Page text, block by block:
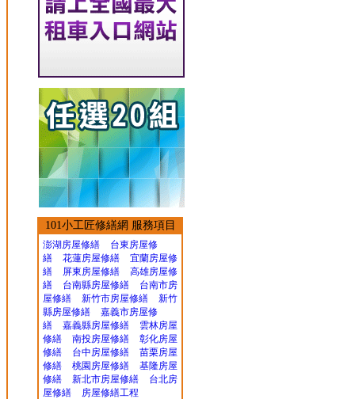
101小工匠修繕網 服務項目
澎湖房屋修繕
台東房屋修
繕
花蓮房屋修繕
宜蘭房屋修
繕
屏東房屋修繕
高雄房屋修
繕
台南縣房屋修繕
台南市房
屋修繕
新竹市房屋修繕
新竹
縣房屋修繕
嘉義市房屋修
繕
嘉義縣房屋修繕
雲林房屋
修繕
南投房屋修繕
彰化房屋
修繕
台中房屋修繕
苗栗房屋
修繕
桃園房屋修繕
基隆房屋
修繕
新北市房屋修繕
台北房
屋修繕
房屋修繕工程